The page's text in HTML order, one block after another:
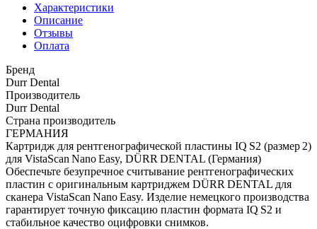
Характеристики
Описание
Отзывы
Оплата
Бренд
Durr Dental
Производитель
Durr Dental
Страна производитель
ГЕРМАНИЯ
Картридж для рентгенографической пластины IQ S2 (размер 2)
для VistaScan Nano Easy, DÜRR DENTAL (Германия)
Обеспечьте безупречное считывание рентгенографических
пластин с оригинальным картриджем DÜRR DENTAL для
сканера VistaScan Nano Easy. Изделие немецкого производства
гарантирует точную фиксацию пластин формата IQ S2 и
стабильное качество оцифровки снимков.